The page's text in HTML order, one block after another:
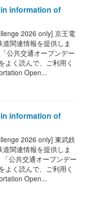
information of
2026 only] 京王電
関連情報を提供しま
公共交通オープンデー
よく読んで、ご利用く
Open...
information of
2026 only] 東武鉄
関連情報を提供しま
公共交通オープンデー
よく読んで、ご利用く
Open...